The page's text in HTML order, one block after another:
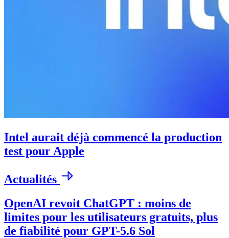
Intel aurait déjà commencé la production
test pour Apple
Actualités
OpenAI revoit ChatGPT : moins de
limites pour les utilisateurs gratuits, plus
de fiabilité pour GPT-5.6 Sol